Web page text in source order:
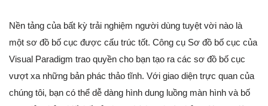
Nền tảng của bất kỳ trải nghiệm người dùng tuyệt vời nào là
một sơ đồ bố cục được cấu trúc tốt. Công cụ Sơ đồ bố cục của
Visual Paradigm trao quyền cho bạn tạo ra các sơ đồ bố cục
vượt xa những bản phác thảo tĩnh. Với giao diện trực quan của
chúng tôi, bạn có thể dễ dàng hình dung luồng màn hình và bố